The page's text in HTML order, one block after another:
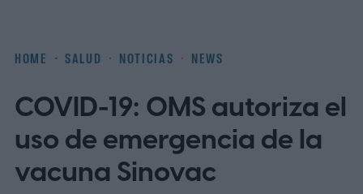
HOME SALUD NOTICIAS NEWS
COVID-19: OMS autoriza el
uso de emergencia de la
vacuna Sinovac